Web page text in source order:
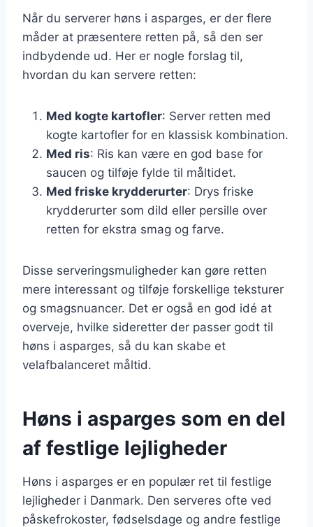
Når du serverer høns i asparges, er der flere
måder at præsentere retten på, så den ser
indbydende ud. Her er nogle forslag til,
hvordan du kan servere retten:
Med kogte kartofler: Server retten med
kogte kartofler for en klassisk kombination.
Med ris: Ris kan være en god base for
saucen og tilføje fylde til måltidet.
Med friske krydderurter: Drys friske
krydderurter som dild eller persille over
retten for ekstra smag og farve.
Disse serveringsmuligheder kan gøre retten
mere interessant og tilføje forskellige teksturer
og smagsnuancer. Det er også en god idé at
overveje, hvilke sideretter der passer godt til
høns i asparges, så du kan skabe et
velafbalanceret måltid.
Høns i asparges som en del
af festlige lejligheder
Høns i asparges er en populær ret til festlige
lejligheder i Danmark. Den serveres ofte ved
påskefrokoster, fødselsdage og andre festlige